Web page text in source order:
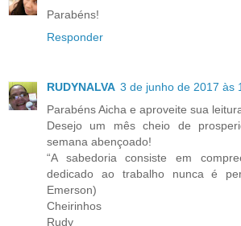
Parabéns!
Responder
RUDYNALVA 3 de junho de 2017 às
Parabéns Aicha e aproveite sua
Desejo um mês cheio de
semana abençoado!
“A sabedoria consiste em
dedicado ao trabalho nunca é
Emerson)
Cheirinhos
Rudy